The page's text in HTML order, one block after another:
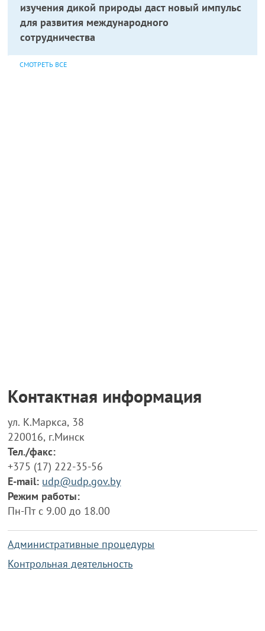
изучения дикой природы даст новый импульс
для развития международного
сотрудничества
СМОТРЕТЬ ВСЕ
Контактная информация
ул. К.Маркса, 38
220016, г.Минск
Тел./факс:
+375 (17) 222-35-56
E-mail: udp@udp.gov.by
Режим работы:
Пн-Пт с 9.00 до 18.00
Административные процедуры
Контрольная деятельность